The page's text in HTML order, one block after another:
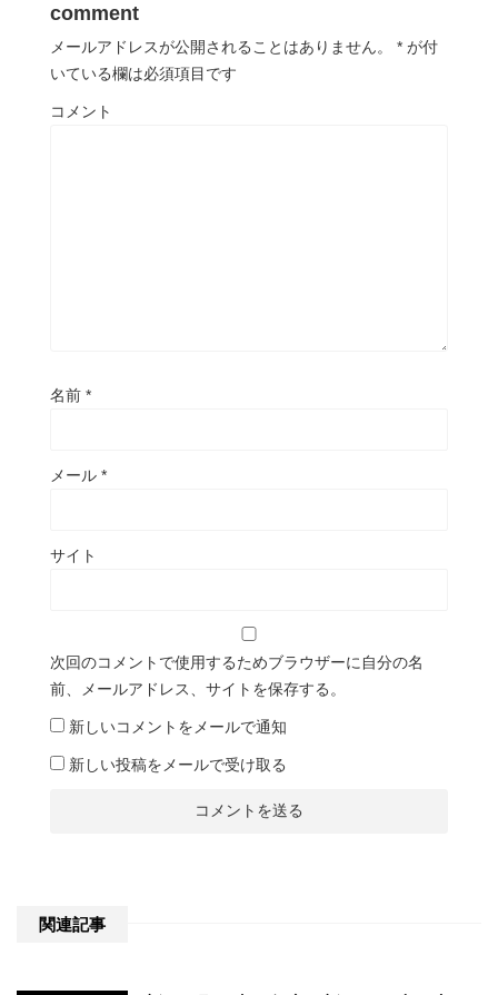
comment
メールアドレスが公開されることはありません。 * が付
いている欄は必須項目です
コメント
名前 *
メール *
サイト
次回のコメントで使用するためブラウザーに自分の名
前、メールアドレス、サイトを保存する。
新しいコメントをメールで通知
新しい投稿をメールで受け取る
関連記事